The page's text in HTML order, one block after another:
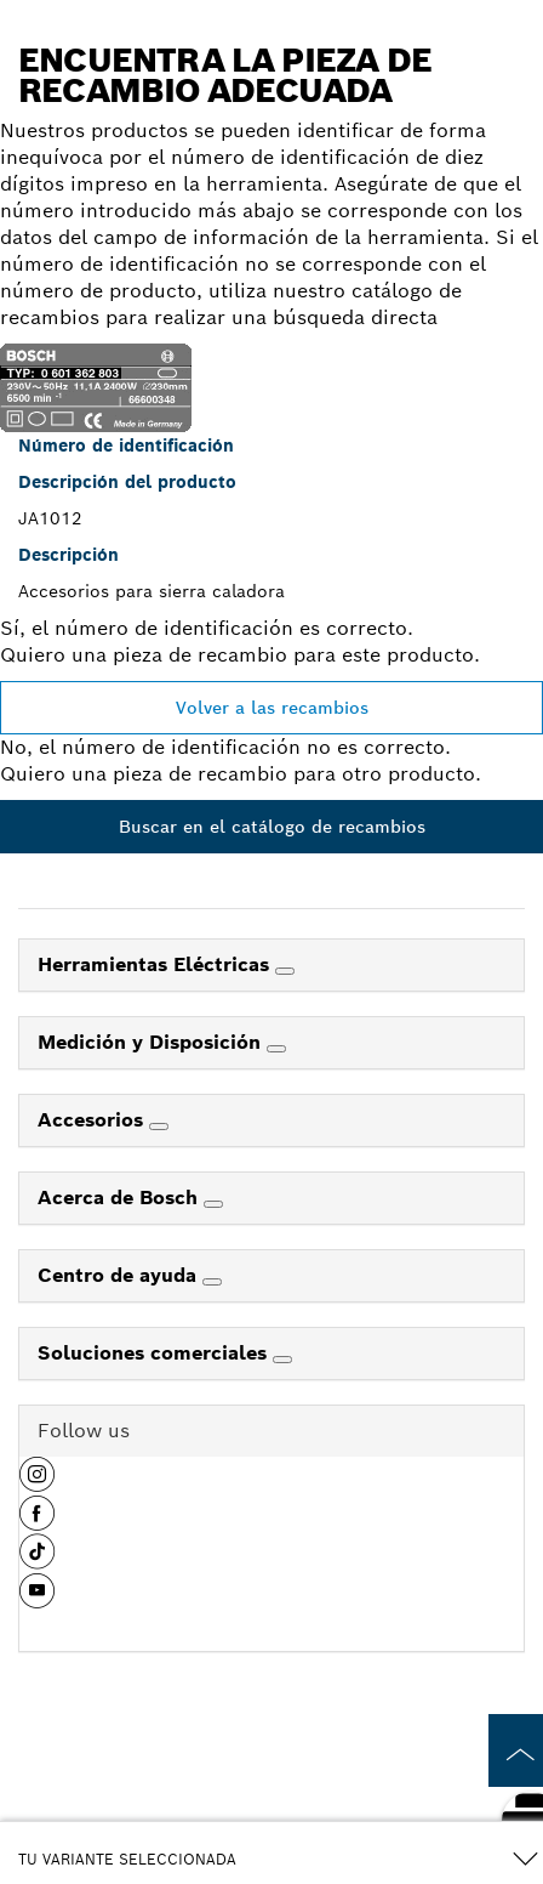
TU VARIANTE SELECCIONADA
ENCUENTRA LA PIEZA DE
RECAMBIO ADECUADA
Nuestros productos se pueden identificar de forma
inequívoca por el número de identificación de diez
dígitos impreso en la herramienta. Asegúrate de que el
número introducido más abajo se corresponde con los
datos del campo de información de la herramienta. Si el
número de identificación no se corresponde con el
número de producto, utiliza nuestro catálogo de
recambios para realizar una búsqueda directa
Número de identificación
Descripción del producto
JA1012
Descripción
Accesorios para sierra caladora
Sí, el número de identificación es correcto.
Quiero una pieza de recambio para este producto.
Volver a las recambios
No, el número de identificación no es correcto.
Quiero una pieza de recambio para otro producto.
Buscar en el catálogo de recambios
Herramientas Eléctricas
Medición y Disposición
Accesorios
Acerca de Bosch
Centro de ayuda
Soluciones comerciales
Follow us